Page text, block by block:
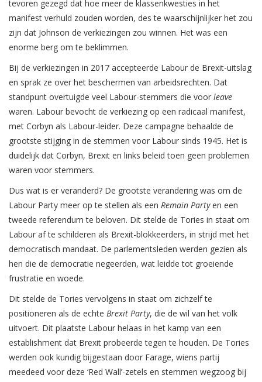
tevoren gezegd dat hoe meer de klassenkwesties in het
manifest verhuld zouden worden, des te waarschijnlijker het zou
zijn dat Johnson de verkiezingen zou winnen. Het was een
enorme berg om te beklimmen.
Bij de verkiezingen in 2017 accepteerde Labour de Brexit-uitslag
en sprak ze over het beschermen van arbeidsrechten. Dat
standpunt overtuigde veel Labour-stemmers die voor leave
waren. Labour bevocht de verkiezing op een radicaal manifest,
met Corbyn als Labour-leider. Deze campagne behaalde de
grootste stijging in de stemmen voor Labour sinds 1945. Het is
duidelijk dat Corbyn, Brexit en links beleid toen geen problemen
waren voor stemmers.
Dus wat is er veranderd? De grootste verandering was om de
Labour Party meer op te stellen als een Remain Partyen een
tweede referendum te beloven. Dit stelde de Tories in staat om
Labour af te schilderen als Brexit-blokkeerders, in strijd met het
democratisch mandaat. De parlementsleden werden gezien als
hen die de democratie negeerden, wat leidde tot groeiende
frustratie en woede.
Dit stelde de Tories vervolgens in staat om zichzelf te
positioneren als de echte Brexit Party, die de wil van het volk
uitvoert. Dit plaatste Labour helaas in het kamp van een
establishment dat Brexit probeerde tegen te houden. De Tories
werden ook kundig bijgestaan door Farage, wiens partij
meedeed voor deze ‘Red Wall’-zetels en stemmen wegzoog bij